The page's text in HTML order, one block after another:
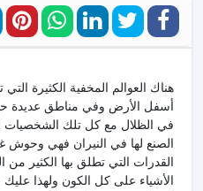
هناك العوالم المخفية الكثيرة
أسفل الأرض وفي مناطق عديدة
في الظلال مع كل تلك الشخصيات
الصنع لها في النيران فهي وحوش
القدرات التي تطلق بها الكثير
الأشياء على كل الكون ولهذا عليك